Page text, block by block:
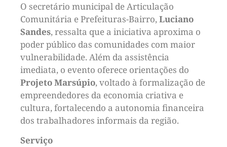
O secretário municipal de Articulação
Comunitária e Prefeituras-Bairro,Luciano
Sandes, ressalta que a iniciativa aproxima o
poder público das comunidades com maior
vulnerabilidade. Além da assistência
imediata, o evento oferece orientações do
Projeto Marsúpio, voltado à formalização de
empreendedores da economia criativa e
cultura, fortalecendo a autonomia financeira
dos trabalhadores informais da região.
Serviço